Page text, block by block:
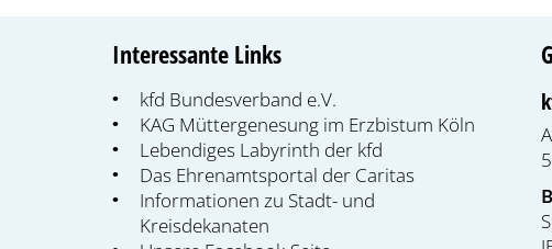
Interessante Links
kfd Bundesverband e.V.
KAG Müttergenesung im Erzbistum Köln
Lebendiges Labyrinth der kfd
Das Ehrenamtsportal der Caritas
Informationen zu Stadt- und
Kreisdekanaten